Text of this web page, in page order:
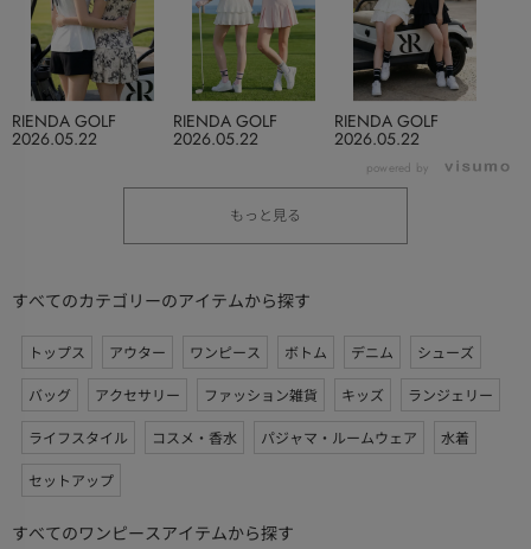
2026.05.22
RIENDA GOLF
2026.05.22
RIENDA GOLF
2026.05.22
RIENDA GOLF
powered by
もっと見る
すべてのカテゴリーのアイテムから探す
トップス アウター ワンピース ボトム デニム
シューズ
バッグ
アクセサリー ファッション雑貨 キッズ
ランジェリー
ライフスタイル
コスメ・香水 パジャマ・ルームウェア
水着
セットアップ
すべてのワンピースアイテムから探す